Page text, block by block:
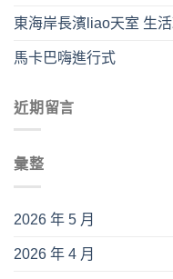
東海岸長濱liao天室 生
馬卡巴嗨進行式
近期留言
彙整
2026 年 5 月
2026 年 4 月